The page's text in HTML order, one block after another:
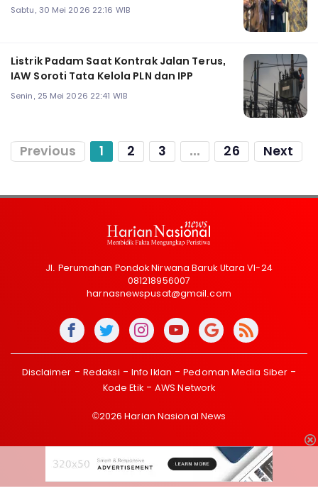
Sabtu, 30 Mei 2026 22:16 WIB
Listrik Padam Saat Kontrak Jalan Terus,
IAW Soroti Tata Kelola PLN dan IPP
Senin, 25 Mei 2026 22:41 WIB
Previous 1 2 3 ... 26 Next
Jl. Perumahan Pondok Nirwana Baruk Utara VI-24
081218956007
harnasnewspusat@gmail.com
Disclaimer Redaksi Info Iklan
Pedoman Media Siber
Kode Etik
AWS Network
©2026 Harian Nasional News